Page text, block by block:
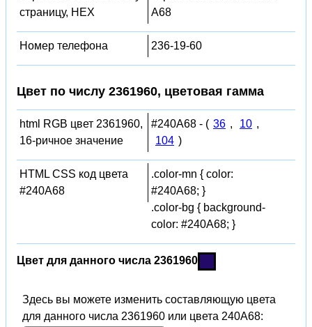
страницу, HEX
A68
Номер телефона 236-19-60
Цвет по числу 2361960, цветовая гамма
html RGB цвет 2361960,
16-ричное значение
#240A68 - ( 36 , 10 ,
104 )
HTML CSS код цвета
#240A68
.color-mn { color:
#240A68; }
.color-bg { background-
color: #240A68; }
Цвет для данного числа 2361960
Здесь вы можете изменить составляющую цвета
для данного числа 2361960 или цвета 240A68: